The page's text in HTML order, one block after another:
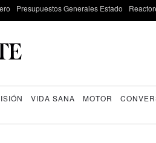
Presupuestos Generales Estado
VIDA SANA MOTOR